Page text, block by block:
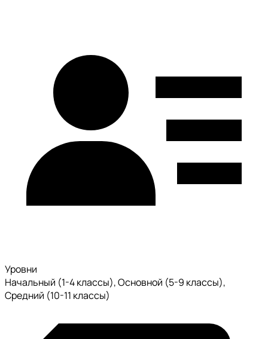
Уровни
Начальный (1-4 классы), Основной (5-9 классы),
Средний (10-11 классы)